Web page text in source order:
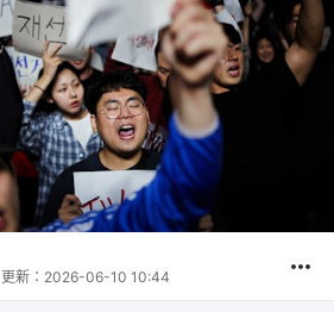
更新： 2026-06-10 10:44